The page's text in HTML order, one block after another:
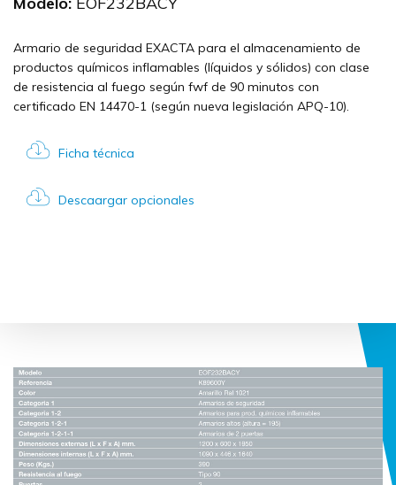
Armario de seguridad EXACTA para el almacenamiento de
productos químicos inflamables (líquidos y sólidos) con clase
de resistencia al fuego según fwf de 90 minutos con
certificado EN 14470-1 (según nueva legislación APQ-10).
Ficha técnica
Descaargar opcionales